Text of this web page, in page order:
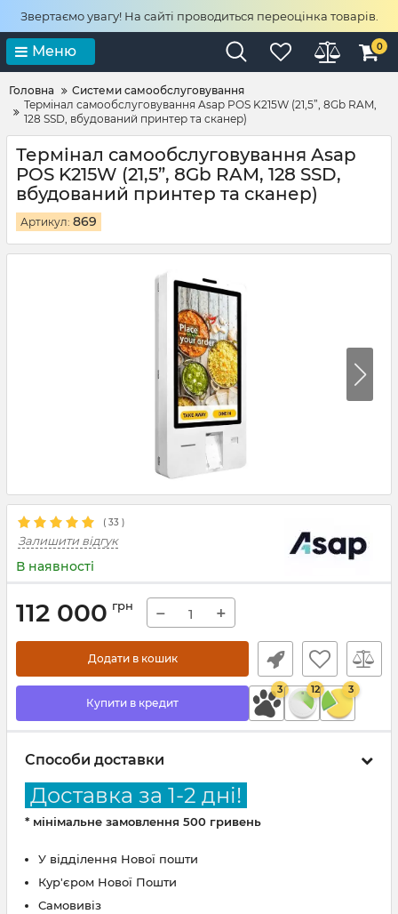
Звертаємо увагу! На сайті проводиться переоцінка товарів.
Меню 0
Головна
Системи самообслуговування
Термінал самообслуговування Asap POS K215W (21,5”, 8Gb RAM,
128 SSD, вбудований принтер та сканер)
Термінал самообслуговування Asap
POS K215W (21,5”, 8Gb RAM, 128 SSD,
вбудований принтер та сканер)
Артикул: 869
( 33 )
Залишити відгук
В наявності
112 000 грн − +
Додати в кошик
Купити в кредит
3 12 3
Способи доставки
Доставка за 1-2 дні!
* мінімальне замовлення 500 гривень
У відділення Нової пошти
Кур'єром Нової Пошти
Самовивіз